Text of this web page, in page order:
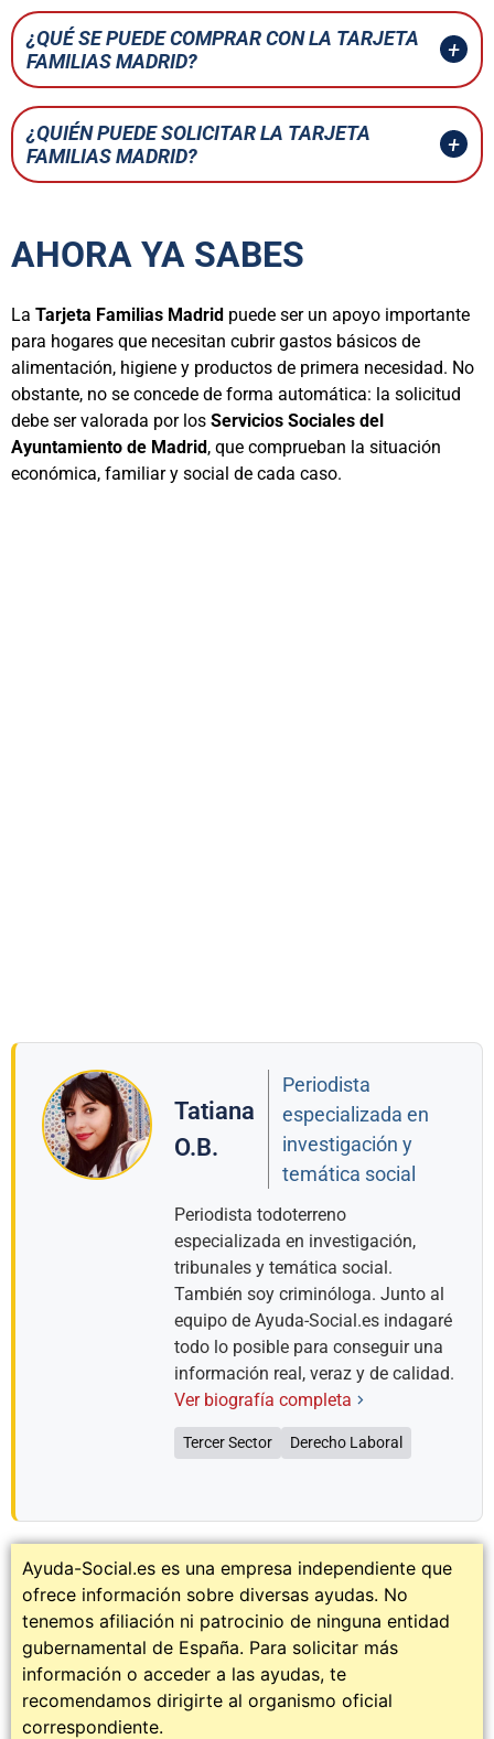
¿QUÉ SE PUEDE COMPRAR CON LA TARJETA
FAMILIAS MADRID?
¿QUIÉN PUEDE SOLICITAR LA TARJETA
FAMILIAS MADRID?
AHORA YA SABES
La Tarjeta Familias Madrid puede ser un apoyo importante
para hogares que necesitan cubrir gastos básicos de
alimentación, higiene y productos de primera necesidad. No
obstante, no se concede de forma automática: la solicitud
debe ser valorada por los Servicios Sociales del
Ayuntamiento de Madrid, que comprueban la situación
económica, familiar y social de cada caso.
Tatiana
O.B.
Periodista
especializada en
investigación y
temática social
Periodista todoterreno
especializada en investigación,
tribunales y temática social.
También soy criminóloga. Junto al
equipo de Ayuda-Social.es indagaré
todo lo posible para conseguir una
información real, veraz y de calidad.
Ver biografía completa
Tercer Sector Derecho Laboral
Ayuda-Social.es es una empresa independiente que
ofrece información sobre diversas ayudas. No
tenemos afiliación ni patrocinio de ninguna entidad
gubernamental de España. Para solicitar más
información o acceder a las ayudas, te
recomendamos dirigirte al organismo oficial
correspondiente.